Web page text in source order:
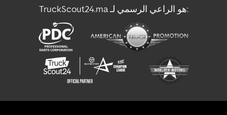
TruckScout24.ma هو الراعي الرسمي لـ: